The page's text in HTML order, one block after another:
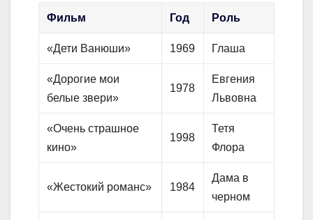
Фильм Год Роль
«Дети Ванюши» 1969 Глаша
«Дорогие мои
белые звери»
1978
Евгения
Львовна
«Очень страшное
кино»
1998
Тетя
Флора
«Жестокий романс» 1984
Дама в
черном